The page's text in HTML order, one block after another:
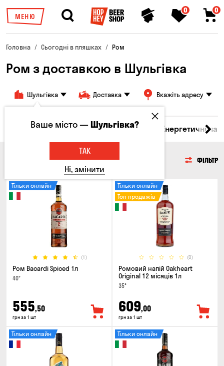
МЕНЮ
0 0
Головна Сьогодні в пляшках Ром
Ром з доставкою в Шульгівка
Шульгівка Доставка Вкажіть адресу
Джин Текіла Ром Вода Енергетичні
ФІЛЬТР
(1)
Тільки онлайн
Ром Bacardi Spiced 1л
40°
555,50
грн за 1 шт
(0)
Тільки онлайн
Топ продажів
Ромовий напій Oakheart
Original 12 місяців 1л
35°
609,00
грн за 1 шт
Тільки онлайн Тільки онлайн
Ваше місто —Шульгівка?
ТАК
Ні, змінити